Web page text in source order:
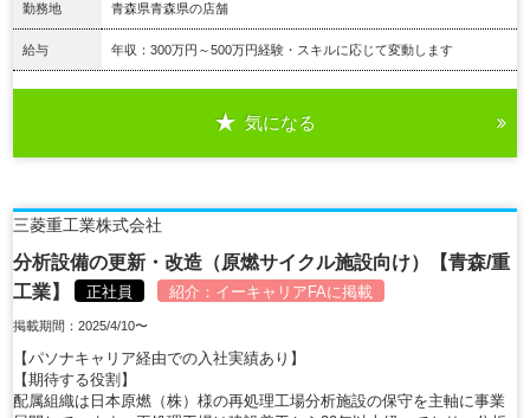
勤務地 青森県青森県の店舗
給与 年収：300万円～500万円経験・スキルに応じて変動します
気になる
三菱重工業株式会社
分析設備の更新・改造（原燃サイクル施設向け）【青森/重
工業】
正社員 紹介： イーキャリアFAに掲載
掲載期間：2025/4/10〜
【パソナキャリア経由での入社実績あり】
【期待する役割】
配属組織は日本原燃（株）様の再処理工場分析施設の保守を主軸に事業